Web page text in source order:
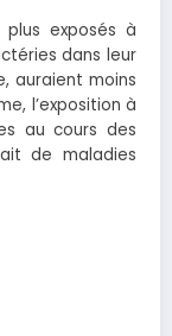
exposés à
dans leur
auraient moins
l’exposition à
au cours des
de maladies